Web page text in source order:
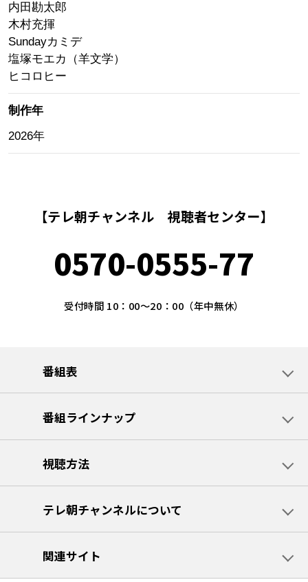
内田勘太郎
木村充揮
Sundayカミデ
塩塚モエカ（羊文学）
ヒコロヒー
制作年
2026年
【テレ朝チャンネル 視聴者センター】
0570-0555-77
受付時間 10：00～20：00（年中無休）
番組表
番組ラインナップ
視聴方法
テレ朝チャンネルについて
関連サイト